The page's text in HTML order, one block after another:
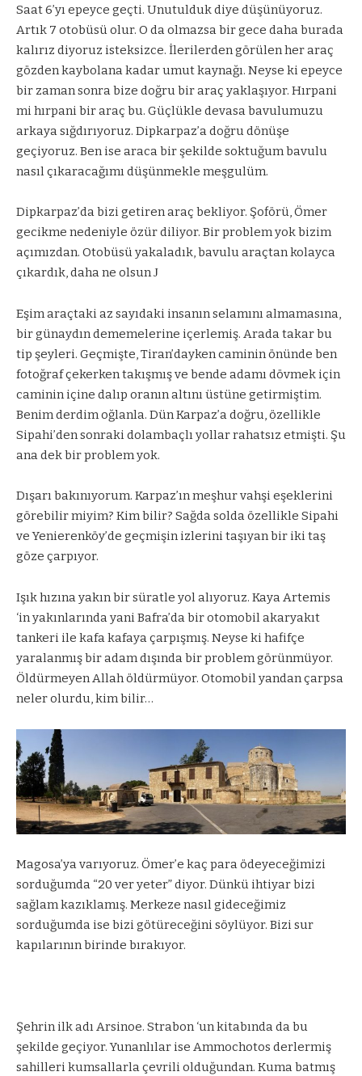
Saat 6’yı epeyce geçti. Unutulduk diye düşünüyoruz.
Artık 7 otobüsü olur. O da olmazsa bir gece daha burada
kalırız diyoruz isteksizce. İlerilerden görülen her araç
gözden kaybolana kadar umut kaynağı. Neyse ki epeyce
bir zaman sonra bize doğru bir araç yaklaşıyor. Hırpani
mi hırpani bir araç bu. Güçlükle devasa bavulumuzu
arkaya sığdırıyoruz. Dipkarpaz’a doğru dönüşe
geçiyoruz. Ben ise araca bir şekilde soktuğum bavulu
nasıl çıkaracağımı düşünmekle meşgulüm.
Dipkarpaz’da bizi getiren araç bekliyor. Şoförü, Ömer
gecikme nedeniyle özür diliyor. Bir problem yok bizim
açımızdan. Otobüsü yakaladık, bavulu araçtan kolayca
çıkardık, daha ne olsunJ
Eşim araçtaki az sayıdaki insanın selamını almamasına,
bir günaydın dememelerine içerlemiş. Arada takar bu
tip şeyleri. Geçmişte, Tiran’dayken caminin önünde ben
fotoğraf çekerken takışmış ve bende adamı dövmek için
caminin içine dalıp oranın altını üstüne getirmiştim.
Benim derdim oğlanla. Dün Karpaz’a doğru, özellikle
Sipahi’den sonraki dolambaçlı yollar rahatsız etmişti. Şu
ana dek bir problem yok.
Dışarı bakınıyorum. Karpaz’ın meşhur vahşi eşeklerini
görebilir miyim? Kim bilir? Sağda solda özellikle Sipahi
ve Yenierenköy’de geçmişin izlerini taşıyan bir iki taş
göze çarpıyor.
Işık hızına yakın bir süratle yol alıyoruz. Kaya Artemis
‘in yakınlarında yani Bafra’da bir otomobil akaryakıt
tankeri ile kafa kafaya çarpışmış. Neyse ki hafifçe
yaralanmış bir adam dışında bir problem görünmüyor.
Öldürmeyen Allah öldürmüyor. Otomobil yandan çarpsa
neler olurdu, kim bilir…
Magosa’ya varıyoruz. Ömer’e kaç para ödeyeceğimizi
sorduğumda “20 ver yeter” diyor. Dünkü ihtiyar bizi
sağlam kazıklamış. Merkeze nasıl gideceğimiz
sorduğumda ise bizi götüreceğini söylüyor. Bizi sur
kapılarının birinde bırakıyor.
Şehrin ilk adı Arsinoe. Strabon ‘un kitabında da bu
şekilde geçiyor. Yunanlılar ise Ammochotos derlermiş
sahilleri kumsallarla çevrili olduğundan. Kuma batmış